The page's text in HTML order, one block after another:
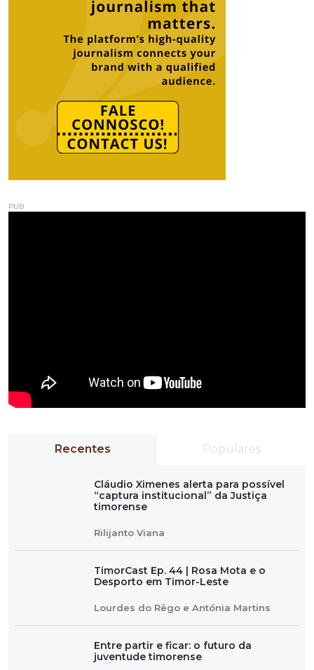
PUB
Recentes Populares
Cláudio Ximenes alerta para possível
“captura institucional” da Justiça
timorense
Rilijanto Viana
TimorCast Ep. 44 | Rosa Mota e o
Desporto em Timor-Leste
Lourdes do Rêgo e Antónia Martins
Entre partir e ficar: o futuro da
juventude timorense